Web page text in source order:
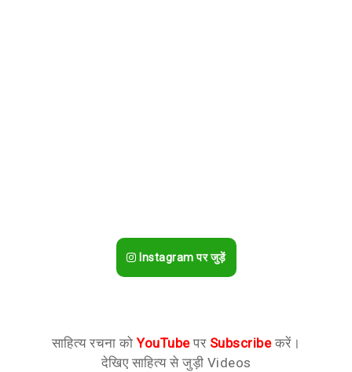
Instagram पर जुड़ें
साहित्य रचना कोYouTubeपर Subscribeकरें।
देखिए साहित्य से जुड़ी Videos